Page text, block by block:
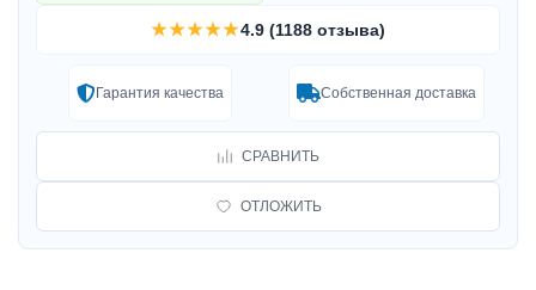
★★★★★4.9 (1188 отзыва)
Гарантия качества Собственная доставка
СРАВНИТЬ
ОТЛОЖИТЬ